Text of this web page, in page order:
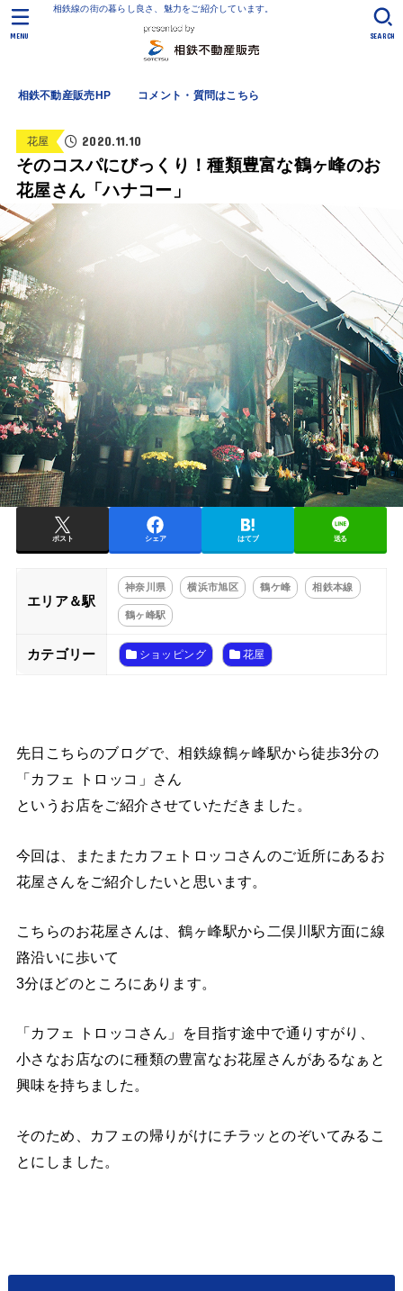
相鉄線の街の暮らし良さ、魅力をご紹介しています。
相鉄不動産販売HP コメント・質問はこちら
SEARCH
MENU
花屋 2020.11.10
そのコスパにびっくり！種類豊富な鶴ヶ峰のお
花屋さん「ハナコー」
ポスト シェア はてブ 送る
エリア＆駅
神奈川県 横浜市旭区 鶴ケ峰 相鉄本線
鶴ヶ峰駅
カテゴリー ショッピング 花屋
先日こちらのブログで、相鉄線鶴ヶ峰駅から徒歩3分の
「カフェ トロッコ」さん
というお店をご紹介させていただきました。
今回は、またまたカフェトロッコさんのご近所にあるお
花屋さんをご紹介したいと思います。
こちらのお花屋さんは、鶴ヶ峰駅から二俣川駅方面に線
路沿いに歩いて
3分ほどのところにあります。
「カフェ トロッコさん」を目指す途中で通りすがり、
小さなお店なのに種類の豊富なお花屋さんがあるなぁと
興味を持ちました。
そのため、カフェの帰りがけにチラッとのぞいてみるこ
とにしました。